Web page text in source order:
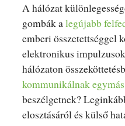
A hálózat
gombák alegújabb
emberi összetettséggel
elektronikus
hálózaton
kommunikálnak
beszélgetnek?
elosztásáról és külső